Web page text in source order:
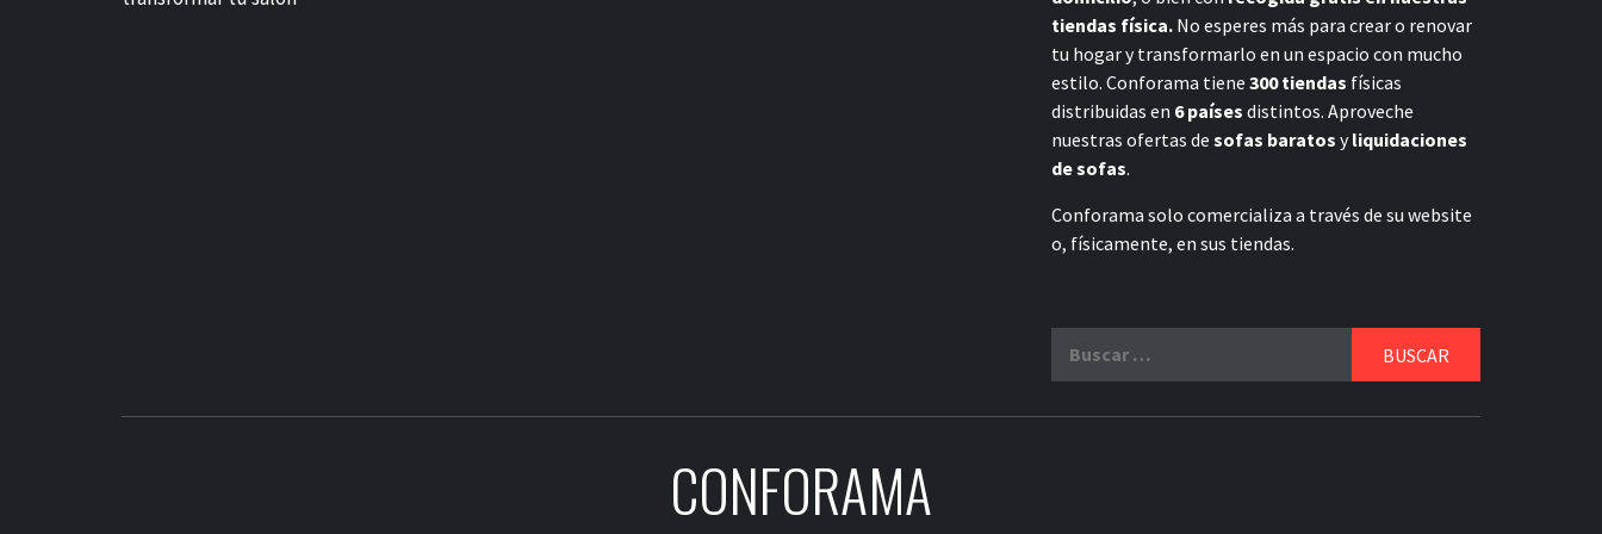
tiendas física. No esperes más para crear o renovar
tu hogar y transformarlo en un espacio con mucho
estilo. Conforama tiene 300 tiendas físicas
distribuidas en 6 países distintos. Aproveche
nuestras ofertas de sofas baratos yliquidaciones
de sofas.
Conforama solo comercializa a través de su website
o, físicamente, en sus tiendas.
CONFORAMA